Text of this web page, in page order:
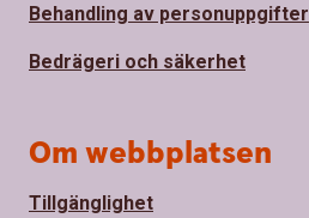
Behandling av personuppgifter
Bedrägeri och säkerhet
Om webbplatsen
Tillgänglighet